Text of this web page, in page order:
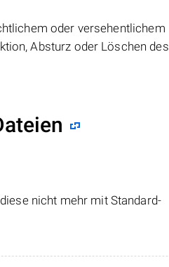
oder versehentlichem
Absturz oder Löschen des
nicht mehr mit Standard-